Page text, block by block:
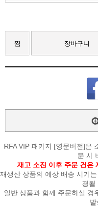
찜 장바구니
RFA VIP 패키지 [영문버전]은
문 시
재고 소진 이후 주문 건은
재생산 상품의 예상 배송 시기
경될
일반 상품과 함께 주문하실 경